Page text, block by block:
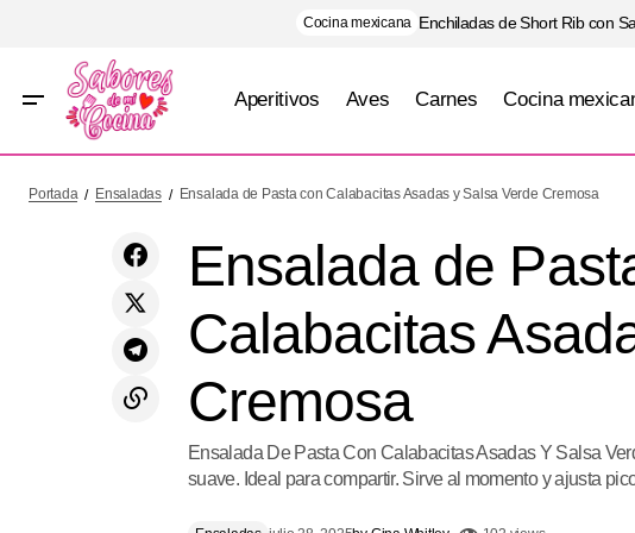
Cocina mexicana Enchiladas de Short Rib con
Aperitivos Aves Carnes Cocina
Chocolate Especiado Ensaladas Ensalada de
Portada Ensaladas Ensalada de Pasta con Calabacitas Asadas y Salsa Verde Cremosa
Ensalada de
Calabacitas
Cremosa
Ensalada De Pasta Con Calabacitas Asadas Y Salsa
suave. Ideal para compartir. Sirve al momento y ajusta